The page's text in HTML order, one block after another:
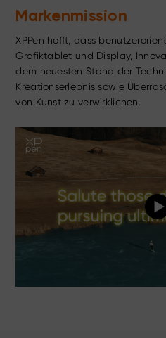
Markenmission
XPPen hofft, dass
Grafiktablet und Display,
dem neuesten Stand der
Kreationserlebnis sowie
von Kunst zu verwirklichen.